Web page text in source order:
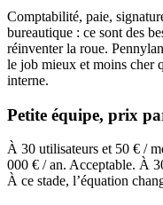
Comptabilité, paie,
bureautique : ce sont des
réinventer la roue.
le job mieux et moins cher
interne.
Petite équipe, prix
À 30 utilisateurs et 50 € /
000 € / an. Acceptable. À
À ce stade, l’équation